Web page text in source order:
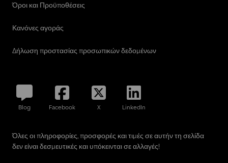
Όροι και Προϋποθέσεις
Κανόνες αγοράς
Δήλωση προστασίας προσωπικών δεδομένων
Blog Facebook X LinkedIn
Όλες οι πληροφορίες, προσφορές και τιμές σε αυτήν τη σελίδα
δεν είναι δεσμευτικές και υπόκεινται σε αλλαγές!